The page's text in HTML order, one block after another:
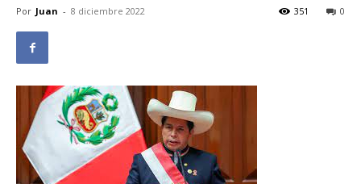
Por Juan - 8 diciembre 2022 0
351